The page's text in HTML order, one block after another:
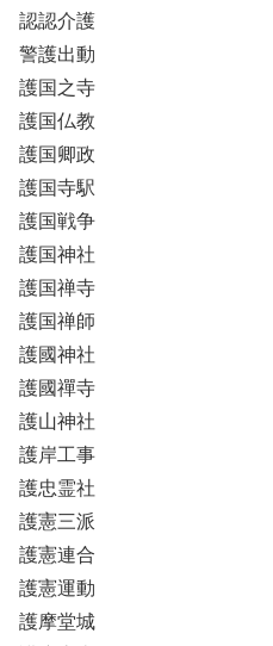
認認介護
警護出動
護国之寺
護国仏教
護国卿政
護国寺駅
護国戦争
護国神社
護国禅寺
護国禅師
護國神社
護國禪寺
護山神社
護岸工事
護忠霊社
護憲三派
護憲連合
護憲運動
護摩堂城